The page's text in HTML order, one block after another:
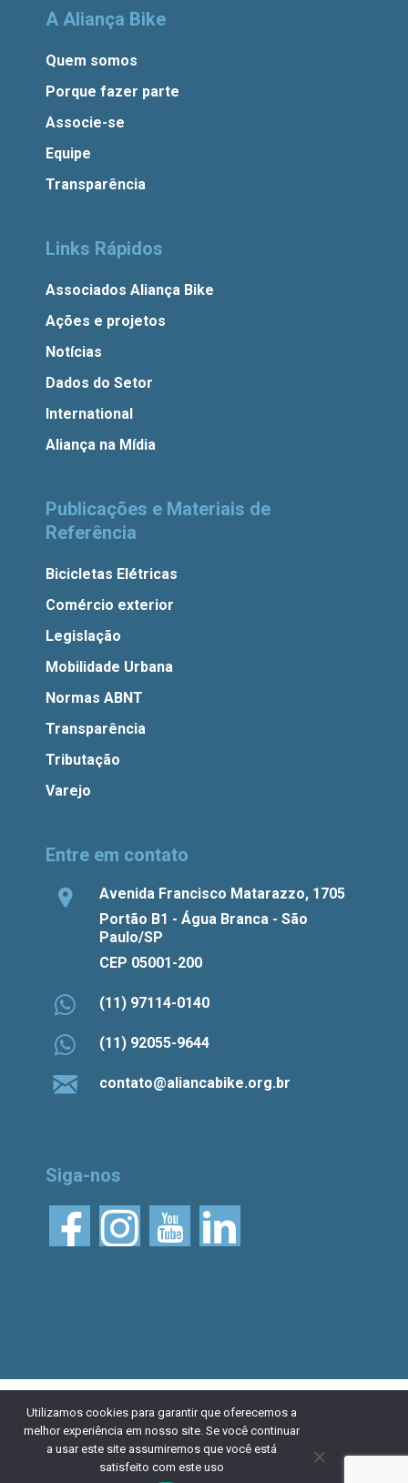
A Aliança Bike
Quem somos
Porque fazer parte
Associe-se
Equipe
Transparência
Links Rápidos
Associados Aliança Bike
Ações e projetos
Notícias
Dados do Setor
International
Aliança na Mídia
Publicações e Materiais de
Referência
Bicicletas Elétricas
Comércio exterior
Legislação
Mobilidade Urbana
Normas ABNT
Transparência
Tributação
Varejo
Entre em contato
Avenida Francisco Matarazzo, 1705
Portão B1 - Água Branca - São
Paulo/SP
CEP 05001-200
(11) 97114-0140
(11) 92055-9644
contato@aliancabike.org.br
Siga-nos
© 2026 Aliança Bike.
Esta obra está licenciada
com uma Licença Creative Commons Atribuição 4.0
Internacional. Desenvolvido porNaçãoDesign
Política de
Utilizamos cookies para garantir que oferecemos a
melhor experiência em nosso site. Se você continuar
a usar este site assumiremos que você está
satisfeito com este uso